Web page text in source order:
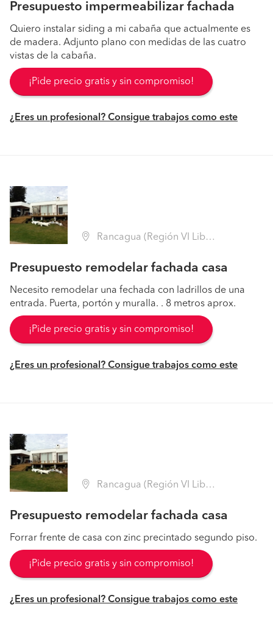
Presupuesto impermeabilizar fachada
Quiero instalar siding a mi cabaña que actualmente es
de madera. Adjunto plano con medidas de las cuatro
vistas de la cabaña.
¡Pide precio gratis y sin compromiso!
¿Eres un profesional? Consigue trabajos como este
Rancagua (Región VI Libertador B. O'Higgins - Cachapoal)
Presupuesto remodelar fachada casa
Necesito remodelar una fechada con ladrillos de una
entrada. Puerta, portón y muralla. . 8 metros aprox.
¡Pide precio gratis y sin compromiso!
¿Eres un profesional? Consigue trabajos como este
Rancagua (Región VI Libertador B. O'Higgins - Cachapoal)
Presupuesto remodelar fachada casa
Forrar frente de casa con zinc precintado segundo piso.
¡Pide precio gratis y sin compromiso!
¿Eres un profesional? Consigue trabajos como este